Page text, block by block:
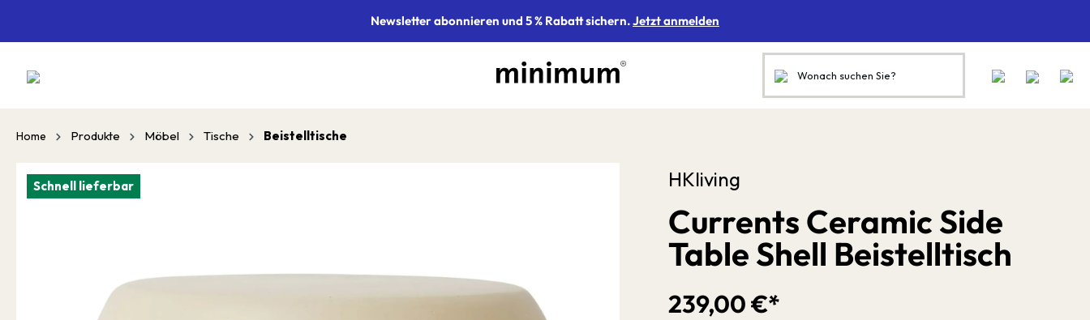
Newsletter abonnieren und 5 % Rabatt sichern.Jetzt anmelden
Home Produkte Möbel Tische Beistelltische
Schnell lieferbar HKliving
Currents Ceramic Side
Table Shell Beistelltisch
239,00 €*